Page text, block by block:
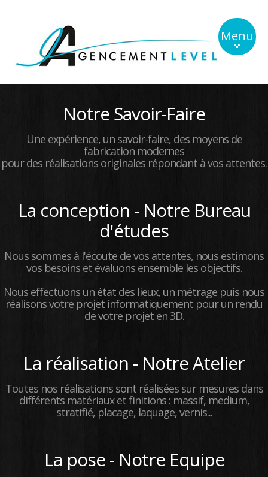
Menu
Conception
Bar-Tabac
Bar-Resto
Notre Savoir-Faire
Une expérience, un savoir-faire, des moyens de
fabrication modernes
pour des réalisations originales répondant à vos attentes.
La conception - Notre Bureau
d'études
Nous sommes à l'écoute de vos attentes, nous estimons
vos besoins et évaluons ensemble les objectifs.
Nous effectuons un état des lieux, un métrage puis nous
réalisons votre projet informatiquement pour un rendu
de votre projet en 3D.
La réalisation - Notre Atelier
Toutes nos réalisations sont réalisées sur mesures dans
différents matériaux et finitions : massif, medium,
stratifié, placage, laquage, vernis...
La pose - Notre Equipe